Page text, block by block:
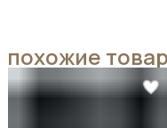
похожие